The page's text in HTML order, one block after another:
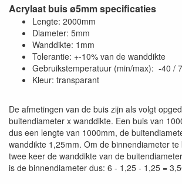
Acrylaat buis ø5mm specificaties
Lengte: 2000mm
Diameter: 5mm
Wanddikte: 1mm
Tolerantie: +-10% van de wanddikte
Gebruikstemperatuur (min/max): -40 /
Kleur: transparant
De afmetingen van de buis zijn als volgt
buitendiameter x wanddikte. Een buis van
dus een lengte van 1000mm, de
wanddikte 1,25mm. Om de binnendiameter
twee keer de wanddikte van de
is de binnendiameter dus: 6 - 1,25 - 1,25 =